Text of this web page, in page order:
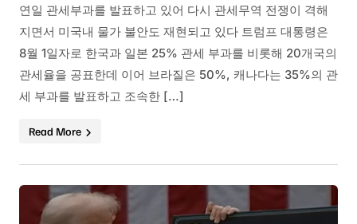
연일 관세부과를 발표하고 있어 다시 관세무역 전쟁이 격해
지면서 미국내 물가 불안도 재현되고 있다 트럼프 대통령은
8월 1일자로 한국과 일본 25% 관세 부과를 비롯해 20개국의
관세율을 공표한데 이어 브라질은 50%, 캐나다는 35%의 관
세 부과를 발표하고 조속한 […]
Read More